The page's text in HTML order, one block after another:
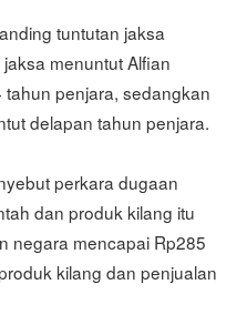
tuntutan jaksa
menuntut Alfian
penjara, sedangkan
delapan tahun penjara.
perkara dugaan
dan produk kilang itu
negara mencapai Rp285
kilang dan penjualan